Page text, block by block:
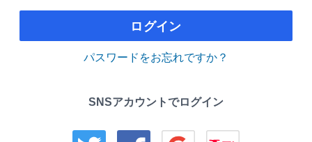
ログイン
パスワードをお忘れですか？
SNSアカウントでログイン